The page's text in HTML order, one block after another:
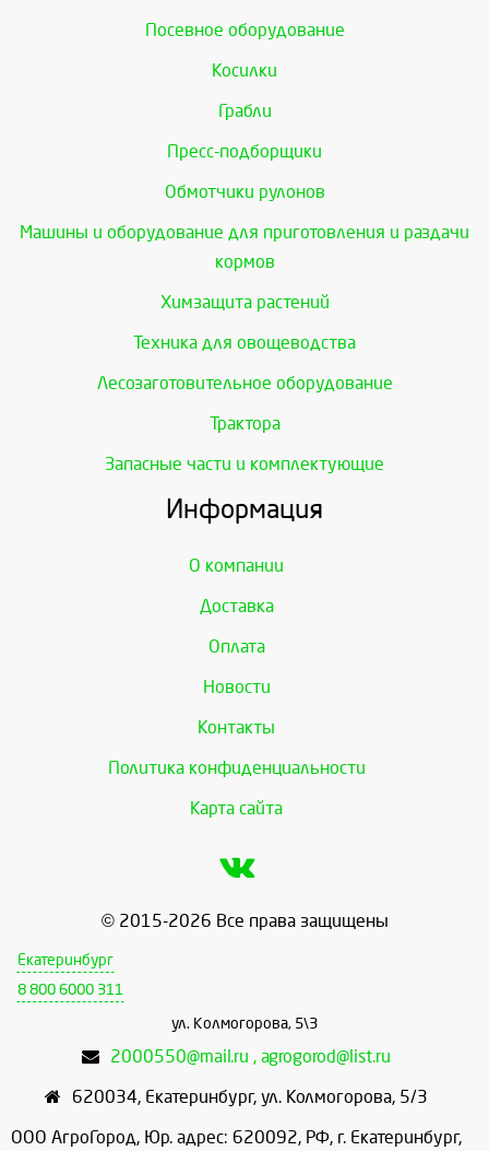
Посевное оборудование
Косилки
Грабли
Пресс-подборщики
Обмотчики рулонов
Машины и оборудование для приготовления и раздачи
кормов
Химзащита растений
Техника для овощеводства
Лесозаготовительное оборудование
Трактора
Запасные части и комплектующие
Информация
О компании
Доставка
Оплата
Новости
Контакты
Политика конфиденциальности
Карта сайта
© 2015-2026 Все права защищены
Екатеринбург
8 800 6000 311
ул. Колмогорова, 5\3
2000550@mail.ru , agrogorod@list.ru
620034, Екатеринбург, ул. Колмогорова, 5/3
ООО АгроГород, Юр. адрес: 620092, РФ, г. Екатеринбург,